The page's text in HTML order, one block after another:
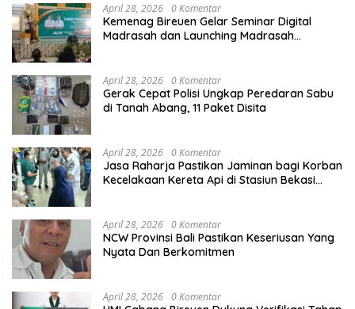
April 28, 2026 0 Komentar
Kemenag Bireuen Gelar Seminar Digital
Madrasah dan Launching Madrasah
April 28, 2026 0 Komentar
Gerak Cepat Polisi Ungkap Peredaran Sabu
di Tanah Abang, 11 Paket Disita
April 28, 2026 0 Komentar
Jasa Raharja Pastikan Jaminan bagi Korban
Kecelakaan Kereta Api di Stasiun Bekasi
April 28, 2026 0 Komentar
NCW Provinsi Bali Pastikan Keseriusan Yang
Nyata Dan Berkomitmen
April 28, 2026 0 Komentar